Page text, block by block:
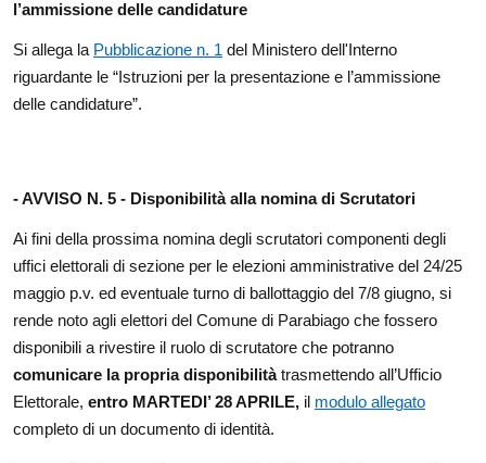
l’ammissione delle candidature
Si allega la Pubblicazione n. 1 del Ministero dell'Interno
riguardante le “Istruzioni per la presentazione e l’ammissione
delle candidature”.
- AVVISO N. 5 - Disponibilità alla nomina di Scrutatori
Ai fini della prossima nomina degli scrutatori componenti degli
uffici elettorali di sezione per le elezioni amministrative del 24/25
maggio p.v. ed eventuale turno di ballottaggio del 7/8 giugno, si
rende noto agli elettori del Comune di Parabiago che fossero
disponibili a rivestire il ruolo di scrutatore che potranno
comunicare la propria disponibilitàtrasmettendo all’Ufficio
Elettorale, entro MARTEDI’ 28 APRILE, il modulo allegato
completo di un documento di identità.